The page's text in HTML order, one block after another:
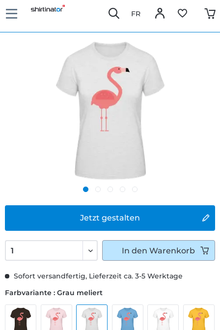
FR
Jetzt gestalten
Sofort versandfertig, Lieferzeit ca. 3-5 Werktage
Farbvariante : Grau meliert
In den Warenkorb